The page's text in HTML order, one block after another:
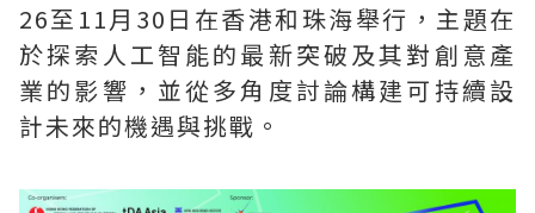
26至11月30日在香港和珠海舉行，主題在
於探索人工智能的最新突破及其對創意產
業的影響，並從多角度討論構建可持續設
計未來的機遇與挑戰。